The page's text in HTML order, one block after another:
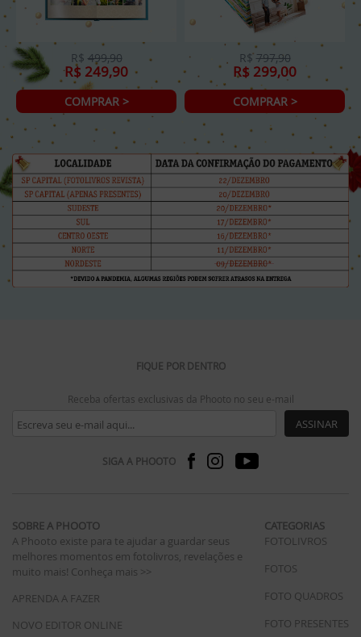
R$ 499,90
R$ 249,90
COMPRAR >
R$797,90
R$ 299,00
COMPRAR >
FIQUE POR DENTRO
Receba ofertas exclusivas da Phooto no seu e-mail
ASSINAR
SIGA A PHOOTO
SOBRE A PHOOTO
A Phooto existe para te ajudar a guardar seus
melhores momentos em fotolivros, revelações e
muito mais! Conheça mais >>
APRENDA A FAZER
NOVO EDITOR ONLINE
CATEGORIAS
FOTOLIVROS
FOTOS
FOTO QUADROS
FOTO PRESENTES